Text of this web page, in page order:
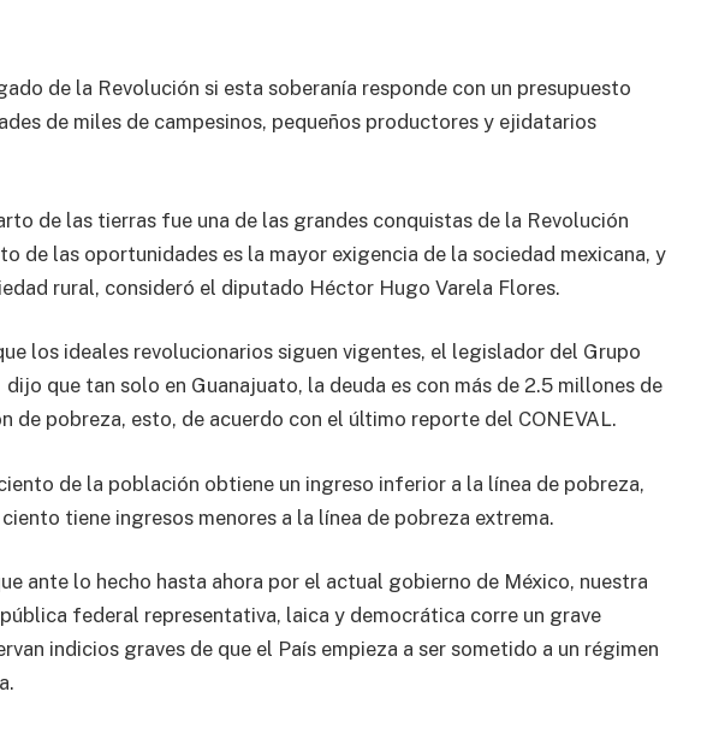
de la Revolución si esta soberanía responde con un presupuesto
de miles de campesinos, pequeños productores y ejidatarios
de las tierras fue una de las grandes conquistas de la Revolución
de las oportunidades es la mayor exigencia de la sociedad mexicana, y
rural, consideró el diputado Héctor Hugo Varela Flores.
los ideales revolucionarios siguen vigentes, el legislador del Grupo
que tan solo en Guanajuato, la deuda es con más de 2.5 millones de
de pobreza, esto, de acuerdo con el último reporte del CONEVAL.
de la población obtiene un ingreso inferior a la línea de pobreza,
tiene ingresos menores a la línea de pobreza extrema.
ante lo hecho hasta ahora por el actual gobierno de México, nuestra
federal representativa, laica y democrática corre un grave
indicios graves de que el País empieza a ser sometido a un régimen